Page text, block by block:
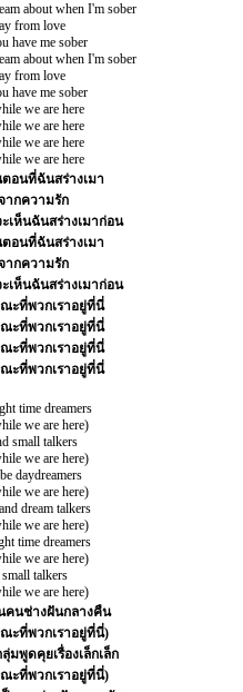
about when I'm sober
from love
have me sober
about when I'm sober
from love
have me sober
we are here
we are here
we are here
we are here
อนที่ฉันสร่างเมา
ากความรัก
ห็นฉันสร่างเมาก่อน
อนที่ฉันสร่างเมา
ากความรัก
ห็นฉันสร่างเมาก่อน
ะที่พวกเราอยู่ที่นี่
ะที่พวกเราอยู่ที่นี่
ะที่พวกเราอยู่ที่นี่
ะที่พวกเราอยู่ที่นี่
time dreamers
we are here)
small talkers
we are here)
daydreamers
we are here)
dream talkers
we are here)
time dreamers
we are here)
talkers
we are here)
คนช่างฝันกลางคืน
ะที่พวกเราอยู่ที่นี่)
มพูดคุยเรื่องเล็กเล็ก
ะที่พวกเราอยู่ที่นี่)